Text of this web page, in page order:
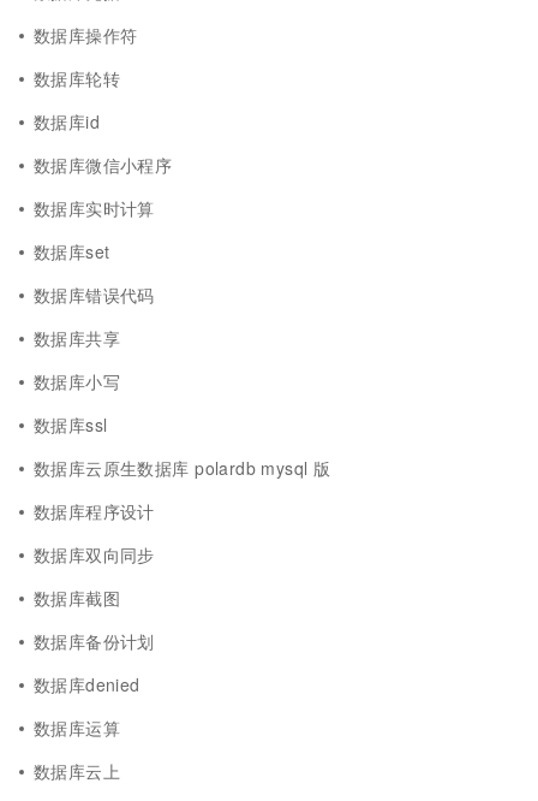
数据库操作符
数据库轮转
数据库id
数据库微信小程序
数据库实时计算
数据库set
数据库错误代码
数据库共享
数据库小写
数据库ssl
数据库云原生数据库 polardb mysql 版
数据库程序设计
数据库双向同步
数据库截图
数据库备份计划
数据库denied
数据库运算
数据库云上